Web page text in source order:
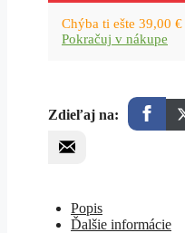
Chýba ti ešte 39,00 €
Pokračuj v nákupe
Zdieľaj na:
Popis
Ďalšie informácie